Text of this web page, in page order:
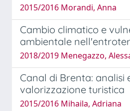
2015/2016 Morandi, Anna
Cambio climatico e
ambientale
2018/2019 Menegazzo,
Canal di Brenta: analisi
valorizzazione turistica
2015/2016 Mihaila, Adriana